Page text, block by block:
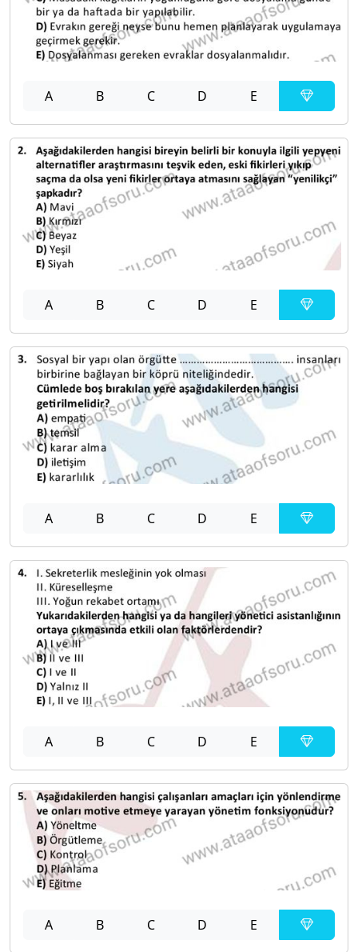
A B C D E
A B C D E
A B C D E
A B C D E
A B C D E